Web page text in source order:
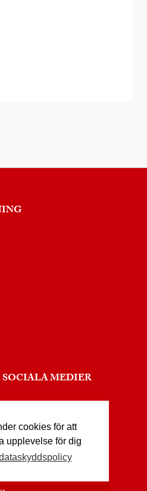
cookies för att
upplevelse för dig
MEDIER